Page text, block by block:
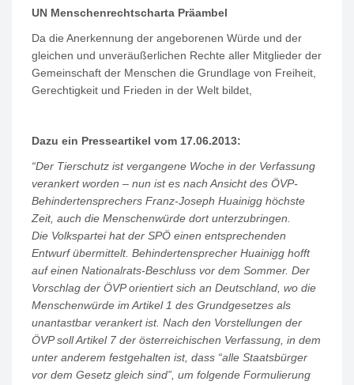
UN Menschenrechtscharta Präambel
Da die Anerkennung der angeborenen Würde und der
gleichen und unveräußerlichen Rechte aller Mitglieder der
Gemeinschaft der Menschen die Grundlage von Freiheit,
Gerechtigkeit und Frieden in der Welt bildet,
Dazu ein Presseartikel vom 17.06.2013:
“Der Tierschutz ist vergangene Woche in der Verfassung
verankert worden – nun ist es nach Ansicht des ÖVP-
Behindertensprechers Franz-Joseph Huainigg höchste
Zeit, auch die Menschenwürde dort unterzubringen.
Die Volkspartei hat der SPÖ einen entsprechenden
Entwurf übermittelt. Behindertensprecher Huainigg hofft
auf einen Nationalrats-Beschluss vor dem Sommer. Der
Vorschlag der ÖVP orientiert sich an Deutschland, wo die
Menschenwürde im Artikel 1 des Grundgesetzes als
unantastbar verankert ist. Nach den Vorstellungen der
ÖVP soll Artikel 7 der österreichischen Verfassung, in dem
unter anderem festgehalten ist, dass “alle Staatsbürger
vor dem Gesetz gleich sind”, um folgende Formulierung